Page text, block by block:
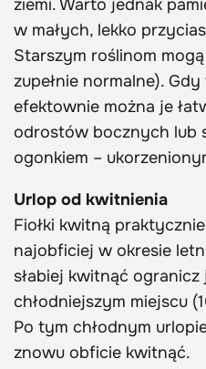
ziemi. Warto jednak
w małych, lekko
Starszym roślinom
zupełnie normalne).
efektownie można je
odrostów bocznych lub
ogonkiem –
Urlop od kwitnienia
Fiołki kwitną
najobficiej w okresie
słabiej kwitnąć
chłodniejszym miejscu
Po tym chłodnym
znowu obficie kwitnąć.